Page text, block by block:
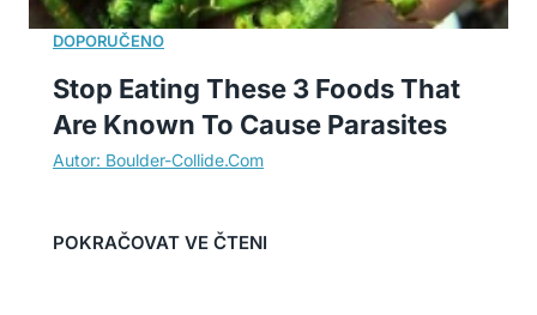
Stop Eating These 3 Foods That
Are Known To Cause Parasites